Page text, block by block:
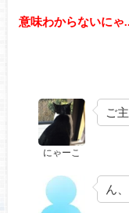
意味わからないにゃ
にゃーこ
ご
ん